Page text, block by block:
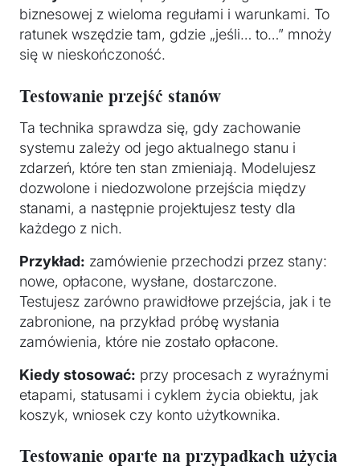
biznesowej z wieloma regułami i warunkami. To
ratunek wszędzie tam, gdzie „jeśli… to…” mnoży
się w nieskończoność.
Testowanie przejść stanów
Ta technika sprawdza się, gdy zachowanie
systemu zależy od jego aktualnego stanu i
zdarzeń, które ten stan zmieniają. Modelujesz
dozwolone i niedozwolone przejścia między
stanami, a następnie projektujesz testy dla
każdego z nich.
Przykład: zamówienie przechodzi przez stany:
nowe, opłacone, wysłane, dostarczone.
Testujesz zarówno prawidłowe przejścia, jak i te
zabronione, na przykład próbę wysłania
zamówienia, które nie zostało opłacone.
Kiedy stosować: przy procesach z wyraźnymi
etapami, statusami i cyklem życia obiektu, jak
koszyk, wniosek czy konto użytkownika.
Testowanie oparte na przypadkach użycia